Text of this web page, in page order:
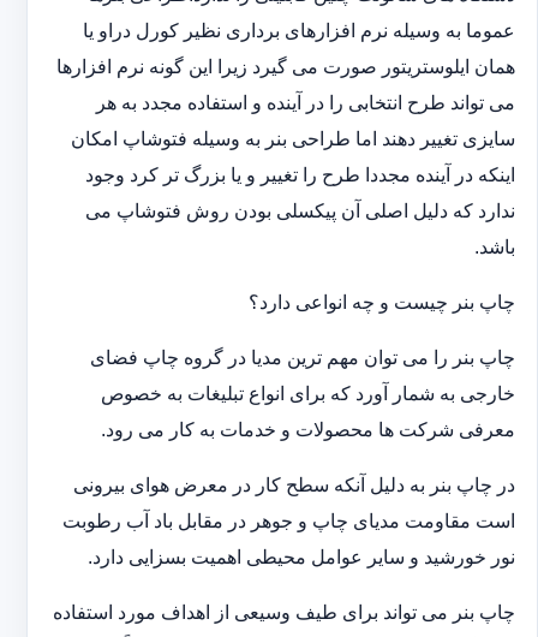
عموما به وسیله نرم افزارهای برداری نظیر کورل دراو یا
همان ایلوستریتور صورت می گیرد زیرا این گونه نرم افزارها
می تواند طرح انتخابی را در آینده و استفاده مجدد به هر
سایزی تغییر دهند اما طراحی بنر به وسیله فتوشاپ امکان
اینکه در آینده مجددا طرح را تغییر و یا بزرگ تر کرد وجود
ندارد که دلیل اصلی آن پیکسلی بودن روش فتوشاپ می
باشد.
چاپ بنر چیست و چه انواعی دارد؟
چاپ بنر را می توان مهم ترین مدیا در گروه چاپ فضای
خارجی به شمار آورد که برای انواع تبلیغات به خصوص
معرفی شرکت ها محصولات و خدمات به کار می رود.
در چاپ بنر به دلیل آنکه سطح کار در معرض هوای بیرونی
است مقاومت مدیای چاپ و جوهر در مقابل باد آب رطوبت
نور خورشید و سایر عوامل محیطی اهمیت بسزایی دارد.
چاپ بنر می تواند برای طیف وسیعی از اهداف مورد استفاده